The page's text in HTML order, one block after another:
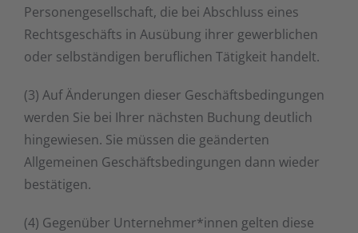
Personengesellschaft, die bei Abschluss eines
Rechtsgeschäfts in Ausübung ihrer gewerblichen
oder selbständigen beruflichen Tätigkeit handelt.
(3) Auf Änderungen dieser Geschäftsbedingungen
werden Sie bei Ihrer nächsten Buchung deutlich
hingewiesen. Sie müssen die geänderten
Allgemeinen Geschäftsbedingungen dann wieder
bestätigen.
(4) Gegenüber Unternehmer*innen gelten diese